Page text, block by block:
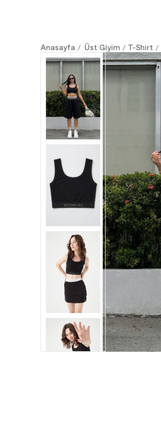
Anasayfa Üst Giyim T-Shirt